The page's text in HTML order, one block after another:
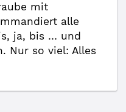
mit
alle
ja, bis … und
Nur so viel: Alles